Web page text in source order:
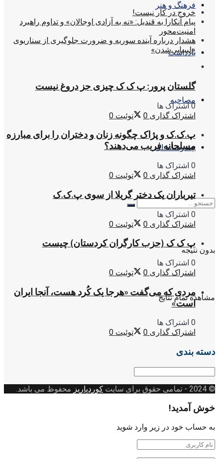
فرهنگ و هنر
یادداشت
مصاحبه
چندرسانه ای
بدون نتیجه
مشاهده تمام نتایج
خروج در کار نیست!
پیام آنکارا به قندیل: «نه به آزادی اوجالان» و تداوم راهبرد
امنیت‌محور
هشدار درباره آینده سوریه و ضرورت جلوگیری از سناریوی
«لیبیایی‌شدن»
گلستان پرور: پ ک ک چیزی جز دروغ نیست
0 اشتراک ها
اشتراک گذاری 0 توئیت 0
پ.ک.ک و پژاک چگونه زنان و دختران را برای مبارزه
مسلحانه فریب می‌دهند؟
0 اشتراک ها
اشتراک گذاری 0 توئیت 0
تیرباران یک دختر گریلا از سوی پ.ک.ک
0 اشتراک ها
اشتراک گذاری 0 توئیت 0
پ ک ک (حزب کارگران کردستان) چیست
0 اشتراک ها
اشتراک گذاری 0 توئیت 0
مردی که می‌گفت «هرجا یک کُرد هست، آنجا ایران
است»
0 اشتراک ها
اشتراک گذاری 0 توئیت 0
دسته بندی
دسته
© 2024
- تمامی حقوق برای سایت کوردپاریز محفوظ می باشد.
خوش آمدید!
به حساب خود در زیر وارد شوید